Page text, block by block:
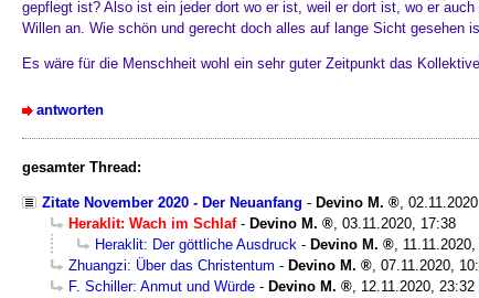
gepflegt ist? Also ist ein jeder dort wo er ist, weil er dort ist, wo er
Willen an. Wie schön und gerecht doch alles auf lange Sicht gesehen
Es wäre für die Menschheit wohl ein sehr guter Zeitpunkt das
antworten
gesamter Thread:
Zitate November 2020 - Der Neuanfang - Devino M.
Heraklit: Wach im Schlaf- Devino M.
03.11.2020, 17:38
Heraklit: Der göttliche Ausdruck - Devino M.
Zhuangzi: Über das Christentum - Devino M.
07.11.2020,
F. Schiller: Anmut und Würde - Devino M. 12.11.2020, 23:32